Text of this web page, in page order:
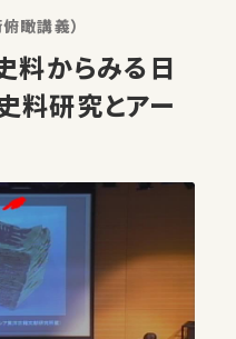
瞰講義）
料研究とアー